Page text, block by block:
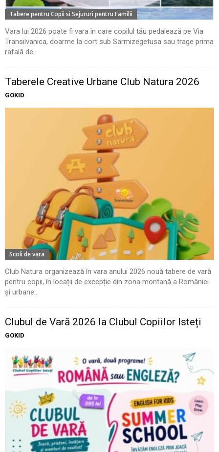
Tabere pentru Copii si Sejururi pentru Familii
Vara lui 2026 poate fi vara în care copilul tău pedalează pe Via
Transilvanica, doarme la cort sub Sarmizegetusa sau trage prima
rafală de...
Taberele Creative Urbane Club Natura 2026
GOKID
Scoli de vara
Club Natura organizează în vara anului 2026 nouă tabere de vară
pentru copii, în locații de excepție din zona montană a României
și urbane...
Clubul de Vară 2026 la Clubul Copiilor Isteți
GOKID